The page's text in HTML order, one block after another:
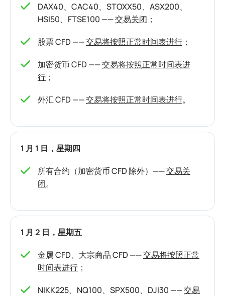
DAX40、CAC40、STOXX50、ASX200、
HSI50、FTSE100 ——交易关闭 ；
股票 CFD ——交易将按照正常时间表进行 ；
加密货币 CFD ——交易将按照正常时间表进
行 ；
外汇 CFD ——交易将按照正常时间表进行。
1 月 1 日，星期四
所有合约（加密货币 CFD 除外）——交易关
闭。
1 月 2 日，星期五
金属 CFD、大宗商品 CFD ——交易将按照正常
时间表进行 ；
NIKK225、NQ100、SPX500、DJI30 ——交易